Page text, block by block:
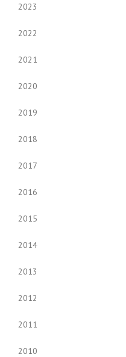
2023
2022
2021
2020
2019
2018
2017
2016
2015
2014
2013
2012
2011
2010